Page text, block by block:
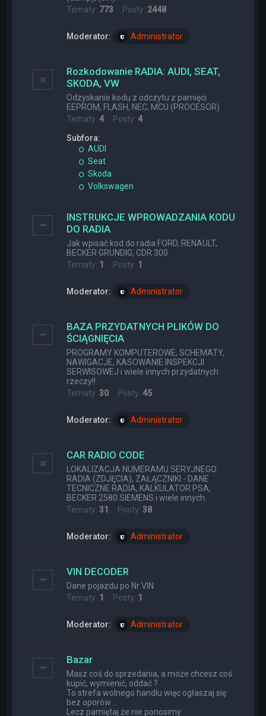
Tematy: 773 Posty: 2448
Moderator: Administrator
Rozkodowanie RADIA: AUDI, SEAT,
SKODA, VW
Odzyskanie kodu z odczytu z pamięci
EEPROM, FLASH, NEC, MCU (PROCESOR)
Tematy:4Posty:4
Subfora:
AUDI
Seat
Skoda
Volkswagen
INSTRUKCJE WPROWADZANIA KODU
DO RADIA
Jak wpisać kod do radia FORD, RENAULT,
BECKER GRUNDIG, CDR 300
Tematy: 1 Posty: 1
Moderator: Administrator
BAZA PRZYDATNYCH PLIKÓW DO
ŚCIĄGNIĘCIA
PROGRAMY KOMPUTEROWE, SCHEMATY,
NAWIGACJE, KASOWANIE INSPEKCJI
SERWISOWEJ i wiele innych przydatnych
rzeczy!!
Tematy:30 Posty:45
Moderator: Administrator
CAR RADIO CODE
LOKALIZACJA NUMERAMU SERYJNEGO
RADIA (ZDJĘCIA), ZAŁĄCZNIKI - DANE
TECNICZNE RADIA, KALKULATOR PSA,
BECKER 2580 SIEMENS i wiele innych.
Tematy:31 Posty:38
Moderator: Administrator
VIN DECODER
Dane pojazdu po Nr VIN
Tematy: 1 Posty: 1
Moderator: Administrator
Bazar
Masz coś do sprzedania, a może chcesz coś
kupić, wymienić, oddać ?
To strefa wolnego handlu więc ogłaszaj się
bez oporów ...
Lecz pamiętaj że nie ponosimy